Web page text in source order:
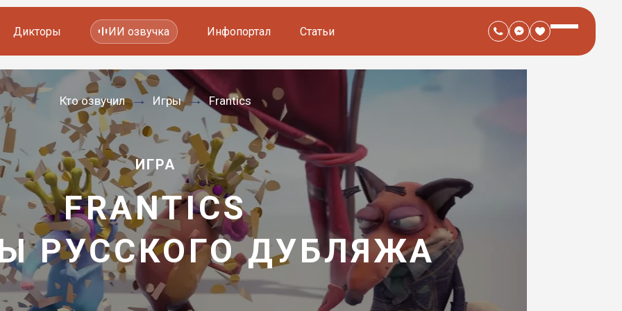
Фильмов и сериалов
Мультфильмов
YouTube каналов
Видеорекламы
Дикторы ИИ озвучка Инфопортал Статьи
Кто озвучил Игры Frantics
ИГРА
FRANTICS
—
РУССКОГО ДУБЛЯЖА